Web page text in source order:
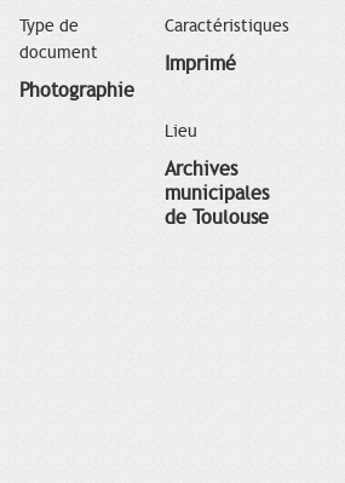
Type de
document
Photographie
Caractéristiques
Imprimé
Lieu
Archives
municipales
de Toulouse